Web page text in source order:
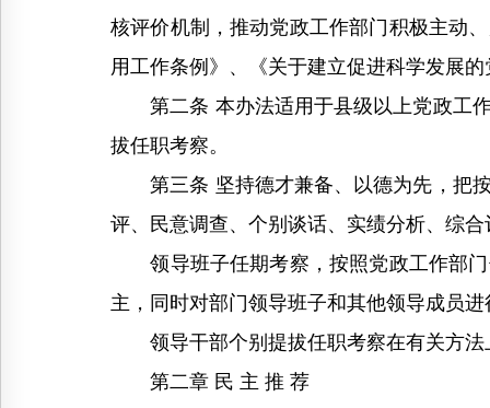
核评价机制，推动党政工作部门积极主动
用工作条例》、《关于建立促进科学发展
第二条 本办法适用于县级以上党政工作
拔任职考察。
第三条 坚持德才兼备、以德为先，把按
评、民意调查、个别谈话、实绩分析、综
领导班子任期考察，按照党政工作部门
主，同时对部门领导班子和其他领导成员进
领导干部个别提拔任职考察在有关方法
第二章 民 主 推 荐